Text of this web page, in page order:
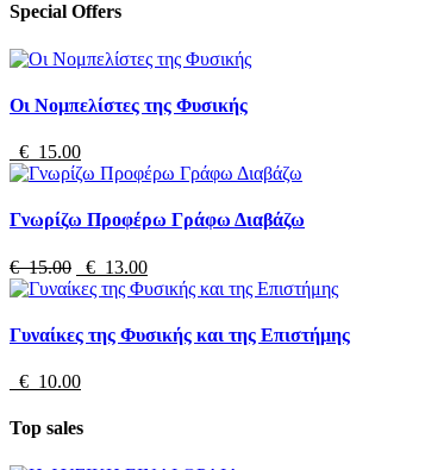
Special Offers
Οι Νομπελίστες της Φυσικής
€ 15.00
Γνωρίζω Προφέρω Γράφω Διαβάζω
€ 15.00 € 13.00
Γυναίκες της Φυσικής και της Επιστήμης
€ 10.00
Top sales